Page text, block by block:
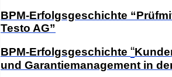
BPM-Erfolgsgeschichte
Testo AG”
BPM-Erfolgsgeschichte “
und Garantiemanagement in